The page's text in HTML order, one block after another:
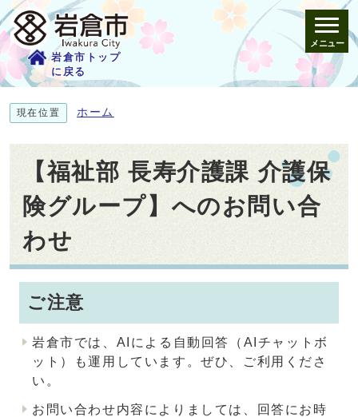
岩倉市トップ
に戻る
メニュー
現在位置 ホーム
【福祉部 長寿介護課 介護保
険グループ】へのお問い合
わせ
ご注意
岩倉市では、AIによる自動回答（AIチャットボ
ット）も運用しています。ぜひ、ご利用くださ
い。
お問い合わせ内容によりましては、回答にお時